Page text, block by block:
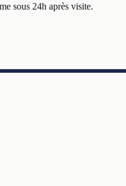
sous 24h après visite.